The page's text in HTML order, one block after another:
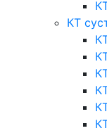
КТ